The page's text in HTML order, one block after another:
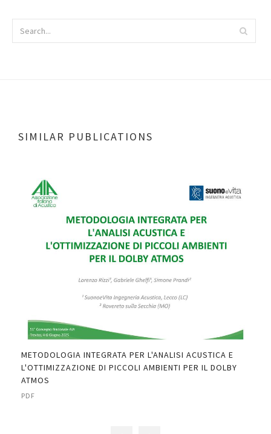
SIMILAR PUBLICATIONS
METODOLOGIA INTEGRATA PER L'ANALISI ACUSTICA E
L'OTTIMIZZAZIONE DI PICCOLI AMBIENTI PER IL DOLBY
ATMOS
PDF